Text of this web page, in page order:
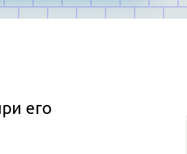
его